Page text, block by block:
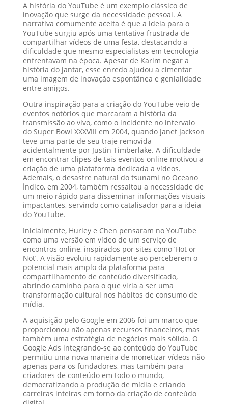
A história do YouTube é um exemplo clássico de
inovação que surge da necessidade pessoal. A
narrativa comumente aceita é que a ideia para o
YouTube surgiu após uma tentativa frustrada de
compartilhar vídeos de uma festa, destacando a
dificuldade que mesmo especialistas em tecnologia
enfrentavam na época. Apesar de Karim negar a
história do jantar, esse enredo ajudou a cimentar
uma imagem de inovação espontânea e genialidade
entre amigos.
Outra inspiração para a criação do YouTube veio de
eventos notórios que marcaram a história da
transmissão ao vivo, como o incidente no intervalo
do Super Bowl XXXVIII em 2004, quando Janet Jackson
teve uma parte de seu traje removida
acidentalmente por Justin Timberlake. A dificuldade
em encontrar clipes de tais eventos online motivou a
criação de uma plataforma dedicada a vídeos.
Ademais, o desastre natural do tsunami no Oceano
Índico, em 2004, também ressaltou a necessidade de
um meio rápido para disseminar informações visuais
impactantes, servindo como catalisador para a ideia
do YouTube.
Inicialmente, Hurley e Chen pensaram no YouTube
como uma versão em vídeo de um serviço de
encontros online, inspirados por sites como ‘Hot or
Not’. A visão evoluiu rapidamente ao perceberem o
potencial mais amplo da plataforma para
compartilhamento de conteúdo diversificado,
abrindo caminho para o que viria a ser uma
transformação cultural nos hábitos de consumo de
mídia.
A aquisição pelo Google em 2006 foi um marco que
proporcionou não apenas recursos financeiros, mas
também uma estratégia de negócios mais sólida. O
Google Ads integrando-se ao conteúdo do YouTube
permitiu uma nova maneira de monetizar vídeos não
apenas para os fundadores, mas também para
criadores de conteúdo em todo o mundo,
democratizando a produção de mídia e criando
carreiras inteiras em torno da criação de conteúdo